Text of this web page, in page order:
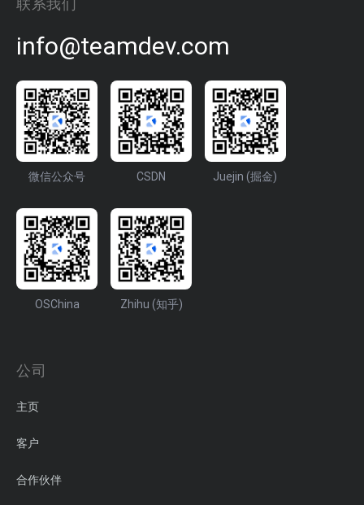
info@teamdev.com
微信公众号 CSDN Juejin (掘金)
OSChina Zhihu (知乎)
公司
主页
客户
合作伙伴